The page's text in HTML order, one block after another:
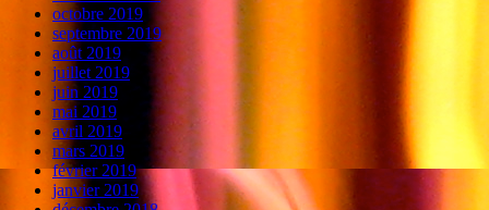
octobre 2019
septembre 2019
août 2019
juillet 2019
juin 2019
mai 2019
avril 2019
mars 2019
février 2019
janvier 2019